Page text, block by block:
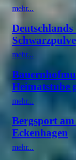
mehr...
Deutschlands
mehr...
Heimatstube
mehr...
Bergsport
Eckenhagen
mehr...